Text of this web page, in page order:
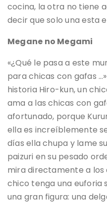
cocina, la otra no tiene
decir que solo una esta
Megane no Megami
«¿Qué le pasa a este
para chicas con gafas
historia Hiro-kun, un
ama a las chicas con
afortunado, porque
ella es increíblemente
días ella chupa y lame
paizuri en su pesado
mira directamente a los
chico tenga una euforia
una gran figura: una